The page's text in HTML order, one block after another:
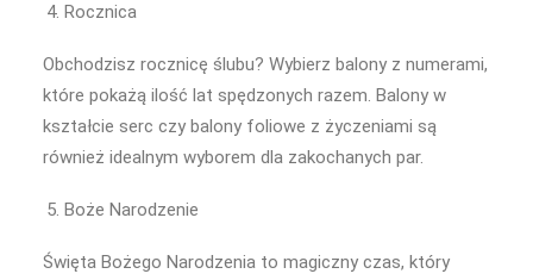
Rocznica
Obchodzisz rocznicę ślubu? Wybierz balony z numerami,
które pokażą ilość lat spędzonych razem. Balony w
kształcie serc czy balony foliowe z życzeniami są
również idealnym wyborem dla zakochanych par.
Boże Narodzenie
Święta Bożego Narodzenia to magiczny czas, który